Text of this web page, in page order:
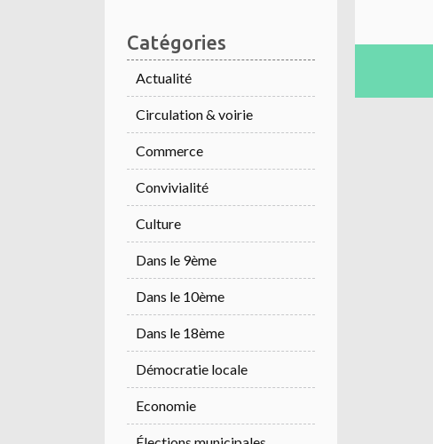
Catégories
Actualité
Circulation & voirie
Commerce
Convivialité
Culture
Dans le 9ème
Dans le 10ème
Dans le 18ème
Démocratie locale
Economie